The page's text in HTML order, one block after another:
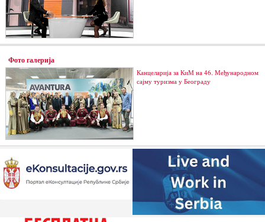
Фото галерија
Канцеларија за КиМ на 46. Међународном
сајму туризма у Београду